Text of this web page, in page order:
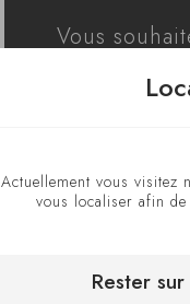
Vous
groupe qui
endroit.
française.
Actuellement vous visitez
vous localiser afin
Rester